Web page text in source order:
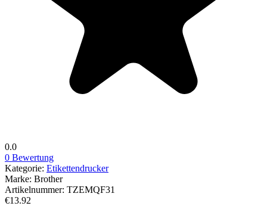
0.0
0 Bewertung
Kategorie: Etikettendrucker
Marke: Brother
Artikelnummer: TZEMQF31
€13.92